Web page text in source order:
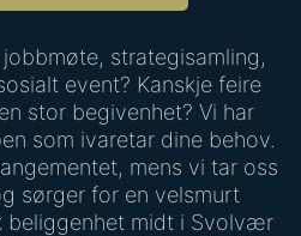
strategisamling,
event? Kanskje feire
stor begivenhet? Vi har
som ivaretar dine behov.
mens vi tar oss
sørger for en velsmurt
beliggenhet midt i Svolvær